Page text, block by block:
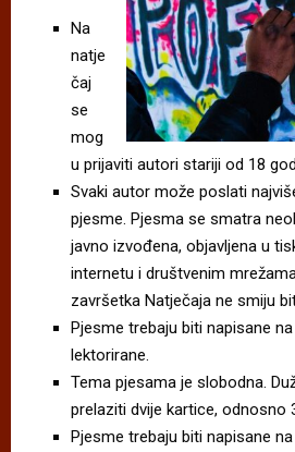
Na
natje
čaj
se
mog
u prijaviti autori stariji od 18
Svaki autor može poslati
pjesme. Pjesma se smatra
javno izvođena, objavljena u
internetu i društvenim
završetka Natječaja ne smiju
Pjesme trebaju biti napisane
lektorirane.
Tema pjesama je slobodna.
prelaziti dvije kartice, odnosno
Pjesme trebaju biti napisane